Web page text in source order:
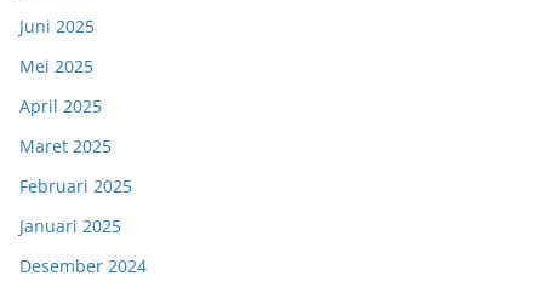
Juni 2025
Mei 2025
April 2025
Maret 2025
Februari 2025
Januari 2025
Desember 2024